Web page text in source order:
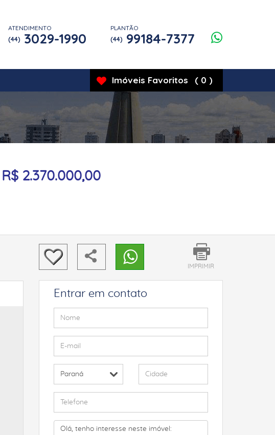
ATENDIMENTO
(44) 3029-1990
PLANTÃO
(44) 99184-7377
Imóveis Favoritos ( 0 )
R$ 2.370.000,00
IMPRIMIR
Entrar em contato